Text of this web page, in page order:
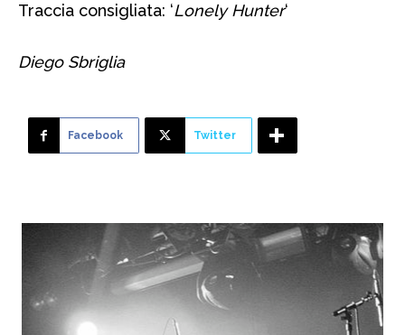
Traccia consigliata: ‘Lonely Hunter‘
Diego Sbriglia
Facebook Twitter